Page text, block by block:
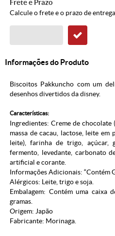
Frete e Prazo
Calcule o frete e o prazo de
Informações do Produto
Biscoitos Pakkuncho com um
desenhos divertidos da disney.
Características:
Ingredientes: Creme de chocolate
massa de cacau, lactose, leite
leite), farinha de trigo, açúcar,
fermento, levedante, carbonato
artificial e corante.
Informações Adicionais: “Contém
Alérgicos: Leite, trigo e soja.
Embalagem: Contém uma caixa
gramas.
Origem: Japão
Fabricante: Morinaga.